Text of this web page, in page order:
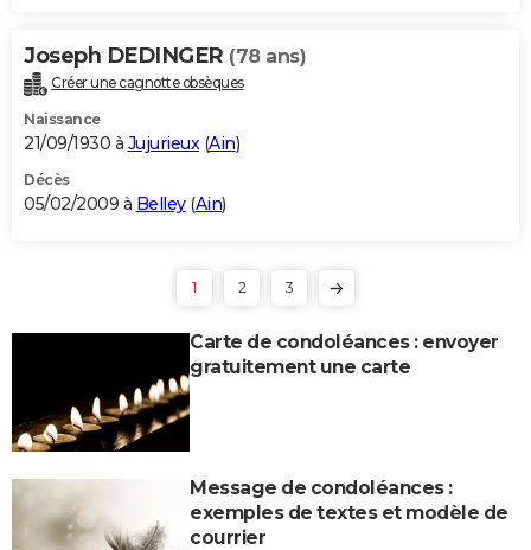
Joseph DEDINGER (78 ans)
Créer une cagnotte obsèques
Naissance
21/09/1930 à Jujurieux (Ain)
Décès
05/02/2009 à Belley(Ain)
1 2 3
Carte de condoléances : envoyer
gratuitement une carte
Message de condoléances :
exemples de textes et modèle de
courrier